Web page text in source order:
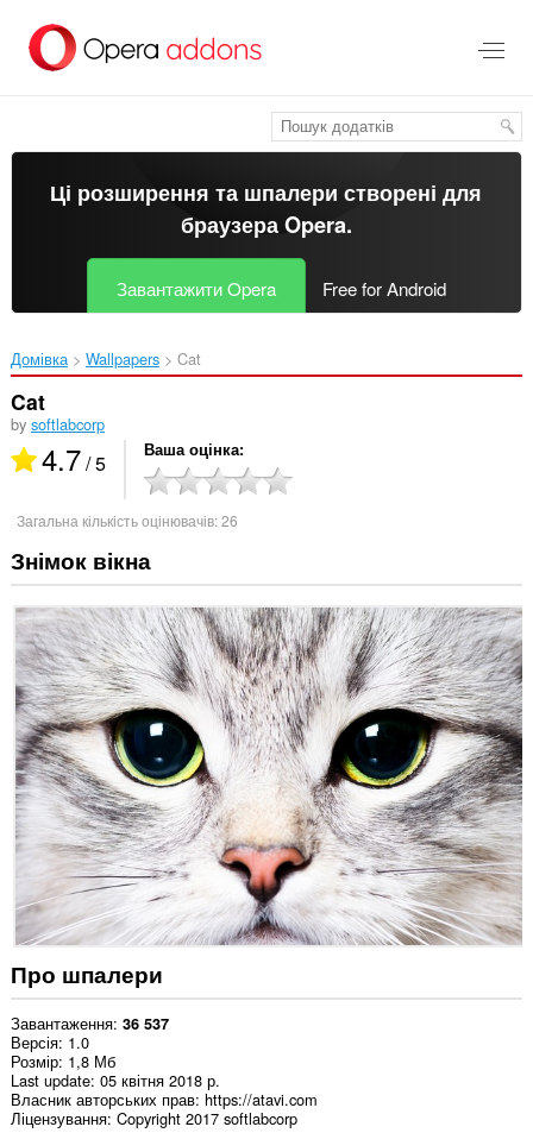
основного
Ці розширення та шпалери створені для
браузера Opera.
Завантажити Opera Free for Android
Домівка Wallpapers Cat‎
Cat
by softlabcorp
4.7/ 5 Ваша оцінка
Загальна кількість оцінювачів:26
Знімок вікна
Про шпалери
Завантаження 36 537
Версія 1.0
Розмір 1,8 Мб
Last update 05 квітня 2018 р.
Власник авторських прав https://atavi.com
Ліцензування Copyright 2017 softlabcorp